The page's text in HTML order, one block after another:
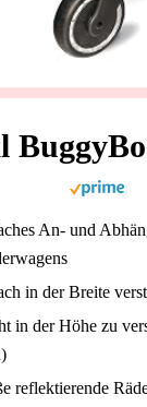
An- und
in der Breite
in der Höhe zu
reflektierende